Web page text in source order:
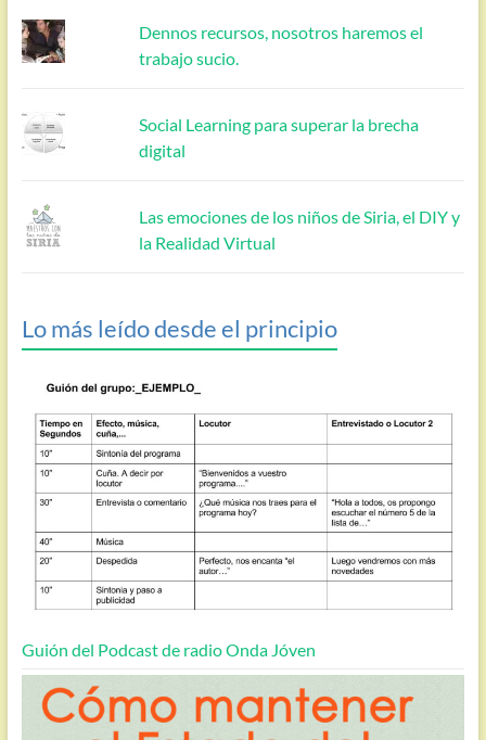
Dennos recursos, nosotros haremos el
trabajo sucio.
Social Learning para superar la brecha
digital
Las emociones de los niños de Siria, el DIY y
la Realidad Virtual
Lo más leído desde el principio
Guión del Podcast de radio Onda Jóven